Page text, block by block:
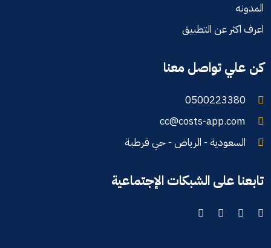
المدونه
اعرف اكثر عن التطبيق
كن علي تواصل معنا
السعودية - الرياض - حي قرطبة
تابعنا على الشبكات الإجتماعية